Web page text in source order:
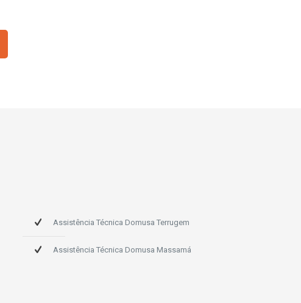
Assistência Técnica Domusa Terrugem
Assistência Técnica Domusa Massamá